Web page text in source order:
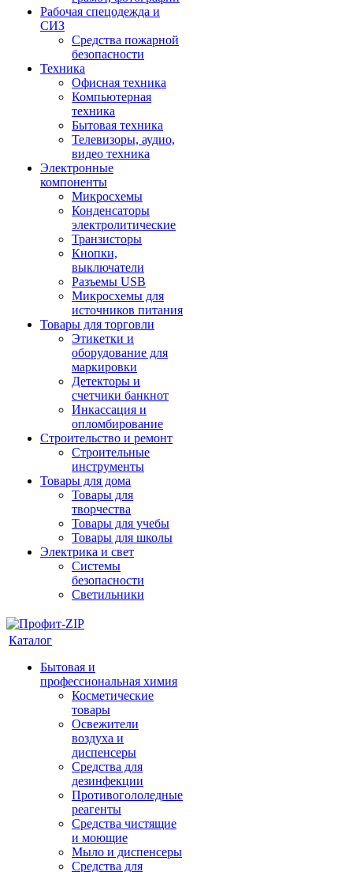
Рабочая спецодежда и
СИЗ
Средства пожарной
безопасности
Техника
Офисная техника
Компьютерная
техника
Бытовая техника
Телевизоры, аудио,
видео техника
Электронные
компоненты
Микросхемы
Конденсаторы
электролитические
Транзисторы
Кнопки,
выключатели
Разъемы USB
Микросхемы для
источников питания
Товары для торговли
Этикетки и
оборудование для
маркировки
Детекторы и
счетчики банкнот
Инкассация и
опломбирование
Строительство и ремонт
Строительные
инструменты
Товары для дома
Товары для
творчества
Товары для учебы
Товары для школы
Электрика и свет
Системы
безопасности
Светильники
Каталог
Бытовая и
профессиональная химия
Косметические
товары
Освежители
воздуха и
диспенсеры
Средства для
дезинфекции
Противогололедные
реагенты
Средства чистящие
и моющие
Мыло и диспенсеры
Средства для